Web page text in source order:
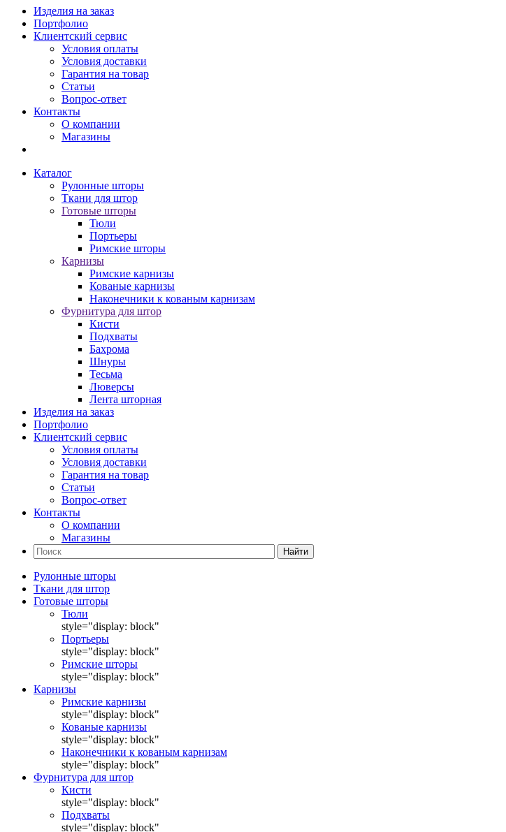
Изделия на заказ
Портфолио
Клиентский сервис
Условия оплаты
Условия доставки
Гарантия на товар
Статьи
Вопрос-ответ
Контакты
О компании
Магазины
Каталог
Рулонные шторы
Ткани для штор
Готовые шторы
Тюли
Портьеры
Римские шторы
Карнизы
Римские карнизы
Кованые карнизы
Наконечники к кованым карнизам
Фурнитура для штор
Кисти
Подхваты
Бахрома
Шнуры
Тесьма
Люверсы
Лента шторная
Изделия на заказ
Портфолио
Клиентский сервис
Условия оплаты
Условия доставки
Гарантия на товар
Статьи
Вопрос-ответ
Контакты
О компании
Магазины
Найти
Рулонные шторы
Ткани для штор
Готовые шторы
Тюли
style="display: block"
Портьеры
style="display: block"
Римские шторы
style="display: block"
Карнизы
Римские карнизы
style="display: block"
Кованые карнизы
style="display: block"
Наконечники к кованым карнизам
style="display: block"
Фурнитура для штор
Кисти
style="display: block"
Подхваты
style="display: block"